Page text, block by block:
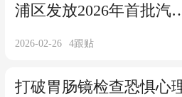
浦区发放2026年首批汽
2026-02-26 4跟贴
打破胃肠镜检查恐惧心